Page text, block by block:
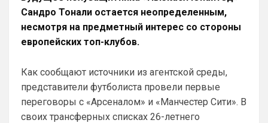
Сандро Тонали остается неопределенным,
несмотря на предметный интерес со стороны
европейских топ-клубов.
Как сообщают источники из агентской среды,
представители футболиста провели первые
переговоры с «Арсеналом» и «Манчестер Сити». В
своих трансферных списках 26-летнего
Гарначо и Гиттенса, а это совсем не
сложно
Канонир• 21:05
Гарначо и Гиттенса, а это совсем не сложно
вот, кстати, из свежих трансферов
"успешных" ваших))) Гиттенса то куда
пропал у Вас? А как агент Гарначо